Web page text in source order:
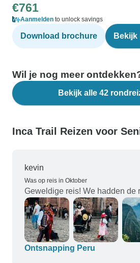
€761
Aanmelden to unlock savings
Download brochure Bekijk
Wil je nog meer
Bekijk alle 42
Inca Trail Reizen voor
kevin
Was op reis in Oktober
Geweldige reis! We hadden de
Ontsnapping Peru